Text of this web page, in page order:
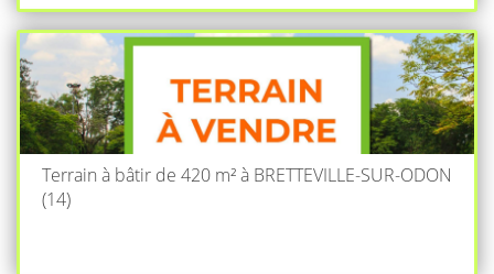
Terrain à bâtir de 420 m² à BRETTEVILLE-SUR-ODON
(14)